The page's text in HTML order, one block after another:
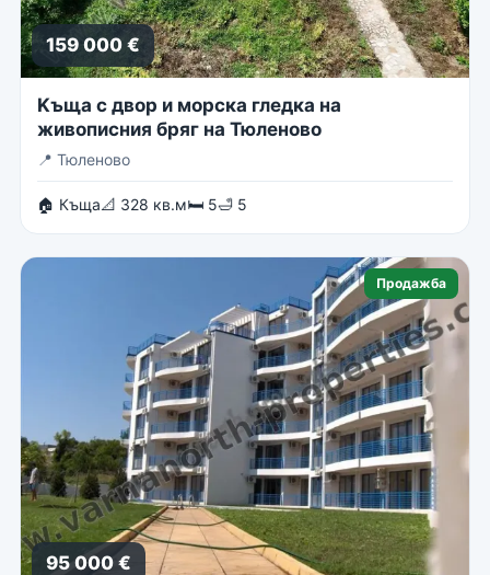
159 000 €
Kъща с двор и морска гледка на
живописния бряг на Тюленово
📍 Тюленово
🏠 Къща📐 328 кв.м🛏 5🛁 5
Продажба
95 000 €